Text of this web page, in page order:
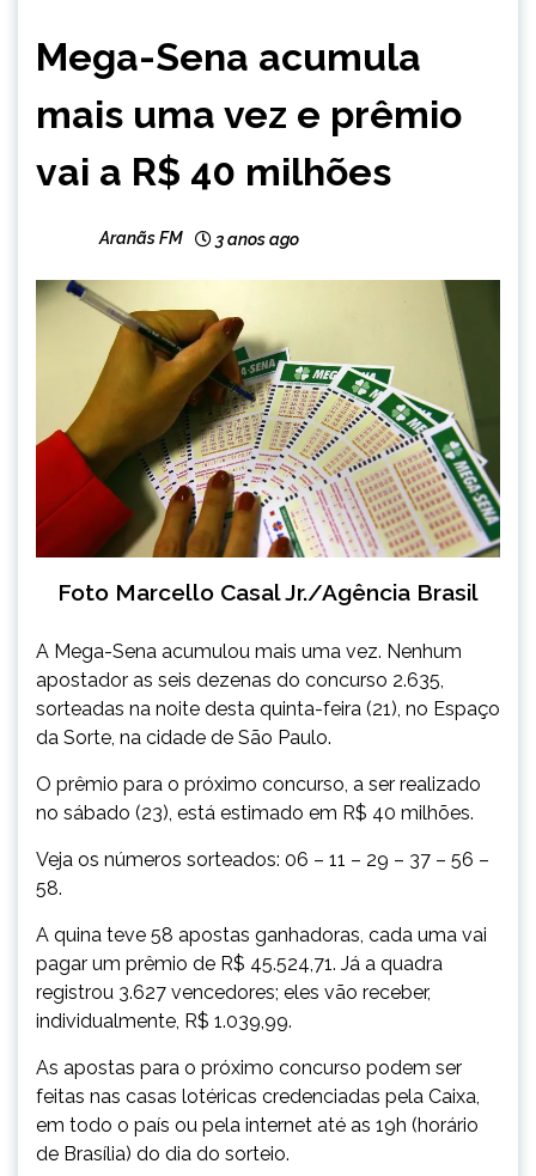
NOTÍCIAS
Mega-Sena acumula
mais uma vez e prêmio
vai a R$ 40 milhões
Aranãs FM 3 anos ago
Foto Marcello Casal Jr./Agência Brasil
A Mega-Sena acumulou mais uma vez. Nenhum
apostador as seis dezenas do concurso 2.635,
sorteadas na noite desta quinta-feira (21), no Espaço
da Sorte, na cidade de São Paulo.
O prêmio para o próximo concurso, a ser realizado
no sábado (23), está estimado em R$ 40 milhões.
Veja os números sorteados: 06 – 11 – 29 – 37 – 56 –
58.
A quina teve 58 apostas ganhadoras, cada uma vai
pagar um prêmio de R$ 45.524,71. Já a quadra
registrou 3.627 vencedores; eles vão receber,
individualmente, R$ 1.039,99.
As apostas para o próximo concurso podem ser
feitas nas casas lotéricas credenciadas pela Caixa,
em todo o país ou pela internet até as 19h (horário
de Brasília) do dia do sorteio.